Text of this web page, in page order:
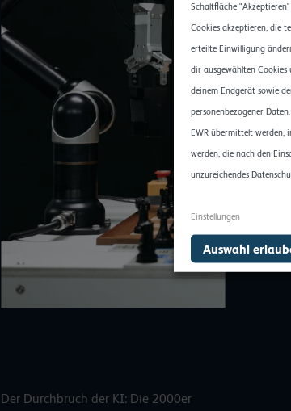
die
ein
Die
Der Durchbruch der KI: Die 2000er
Schaltfläche
Cookies akzeptieren, die
erteilte Einwilligung
dir ausgewählten
deinem Endgerät sowie
personenbezogener
EWR übermittelt werden,
werden, die nach den
unzureichendes
Einstellungen
Auswahl